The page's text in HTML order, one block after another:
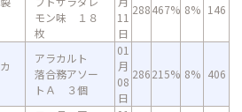
モン味 １８
枚
11
日
288467% 8% 146
アラカルト
落合務アソー
トＡ ３個
01
月
08
日
286215% 8% 406